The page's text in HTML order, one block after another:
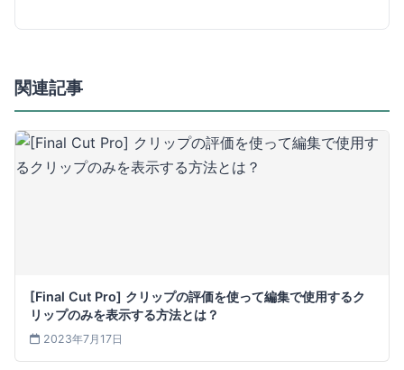
関連記事
[Final Cut Pro] クリップの評価を使って編集で使用するク
リップのみを表示する方法とは？
2023年7月17日